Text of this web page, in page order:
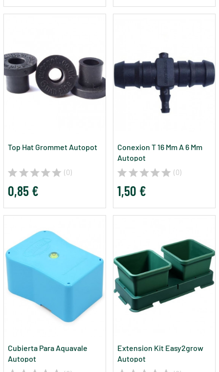
Top Hat Grommet Autopot
(0)
0,85 €
Conexion T 16 Mm A 6 Mm
Autopot
(0)
1,50 €
Cubierta Para Aquavale
Autopot
Extension Kit Easy2grow
Autopot